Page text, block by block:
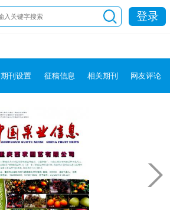
登录
期刊设置 征稿信息 相关期刊 网友评论